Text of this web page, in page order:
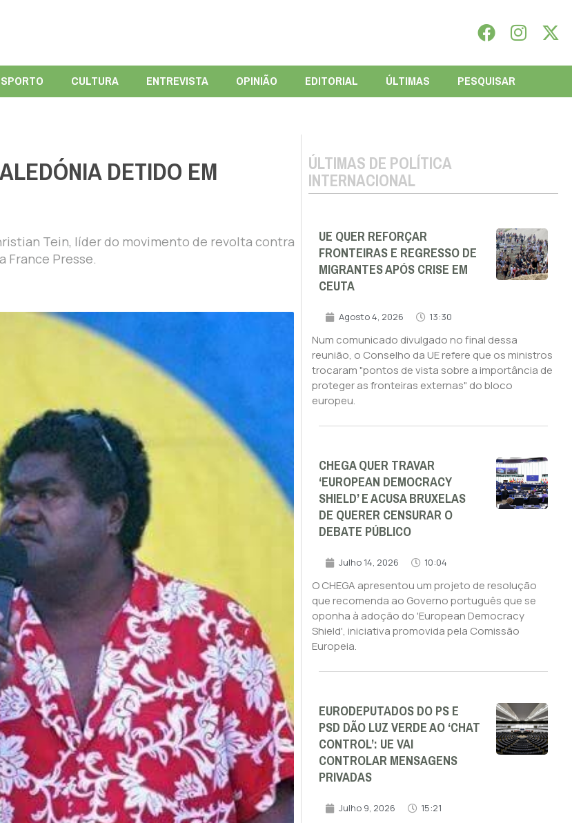
CULTURA ENTREVISTA OPINIÃO EDITORIAL ÚLTIMAS PESQUISAR
DETIDO EM
Tein, líder do movimento de revolta contra
France Presse.
ÚLTIMAS DE POLÍTICA
INTERNACIONAL
UE QUER REFORÇAR
FRONTEIRAS E REGRESSO DE
MIGRANTES APÓS CRISE EM
CEUTA
Agosto 4, 2026 13:30
Num comunicado divulgado no final dessa
reunião, o Conselho da UE refere que os ministros
trocaram "pontos de vista sobre a importância de
proteger as fronteiras externas" do bloco
europeu.
CHEGA QUER TRAVAR
‘EUROPEAN DEMOCRACY
SHIELD’ E ACUSA BRUXELAS
DE QUERER CENSURAR O
DEBATE PÚBLICO
Julho 14, 2026 10:04
O CHEGA apresentou um projeto de resolução
que recomenda ao Governo português que se
oponha à adoção do 'European Democracy
Shield', iniciativa promovida pela Comissão
Europeia.
EURODEPUTADOS DO PS E
PSD DÃO LUZ VERDE AO ‘CHAT
CONTROL’: UE VAI
CONTROLAR MENSAGENS
PRIVADAS
Julho 9, 2026 15:21